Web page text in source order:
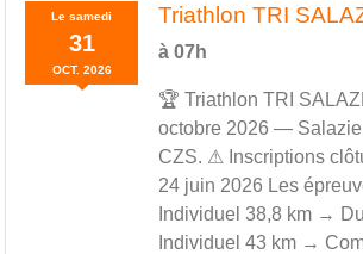
Lesamedi
31
OCT. 2026
Triathlon TRI
à 07h
🏆 Triathlon TRI
octobre 2026 —
CZS. ⚠ Inscriptions
24 juin 2026 Les
Individuel 38,8 km →
Individuel 43 km →